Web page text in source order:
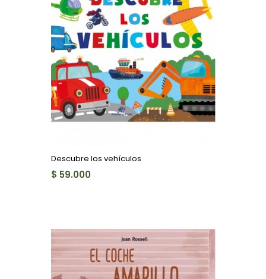
Descubre los vehículos
$ 59.000